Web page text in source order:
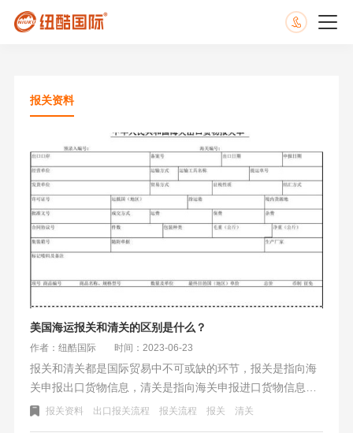
报关资料
美国海运报关和清关的区别是什么？
作者：纽酷国际 时间：2023-06-23
报关和清关都是国际贸易中不可或缺的环节，报关是指向海
关申报出口货物信息，清关是指向海关申报进口货物信息。
准备的资料和流程步骤不同，在报关流程中需要准备出口货
报关资料 出口报关流程 报关流程 报关 清关